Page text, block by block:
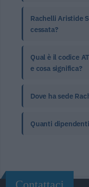
Rachelli Aristide
cessata?
Qual è il codice
e cosa significa?
Dove ha sede
Quanti